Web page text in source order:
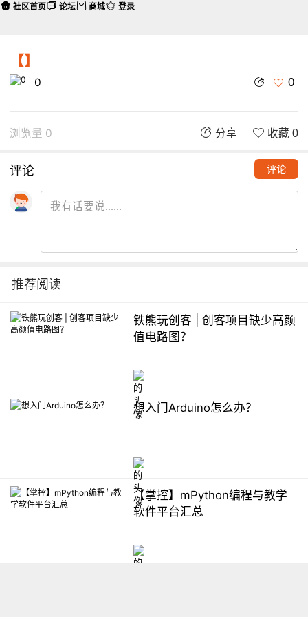
【】
0 0
浏览量 0 分享 收藏 0
评论 评论
推荐阅读
铁熊玩创客 | 创客项目缺少高颜
值电路图？
想入门Arduino怎么办？
【掌控】mPython编程与教学
软件平台汇总
社区首页 论坛 商城 登录